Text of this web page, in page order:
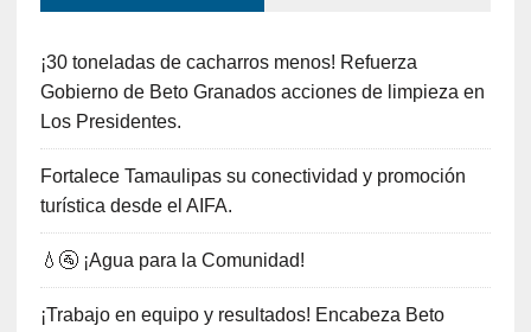
¡30 toneladas de cacharros menos! Refuerza
Gobierno de Beto Granados acciones de limpieza en
Los Presidentes.
Fortalece Tamaulipas su conectividad y promoción
turística desde el AIFA.
💧🚰 ¡Agua para la Comunidad!
¡Trabajo en equipo y resultados! Encabeza Beto